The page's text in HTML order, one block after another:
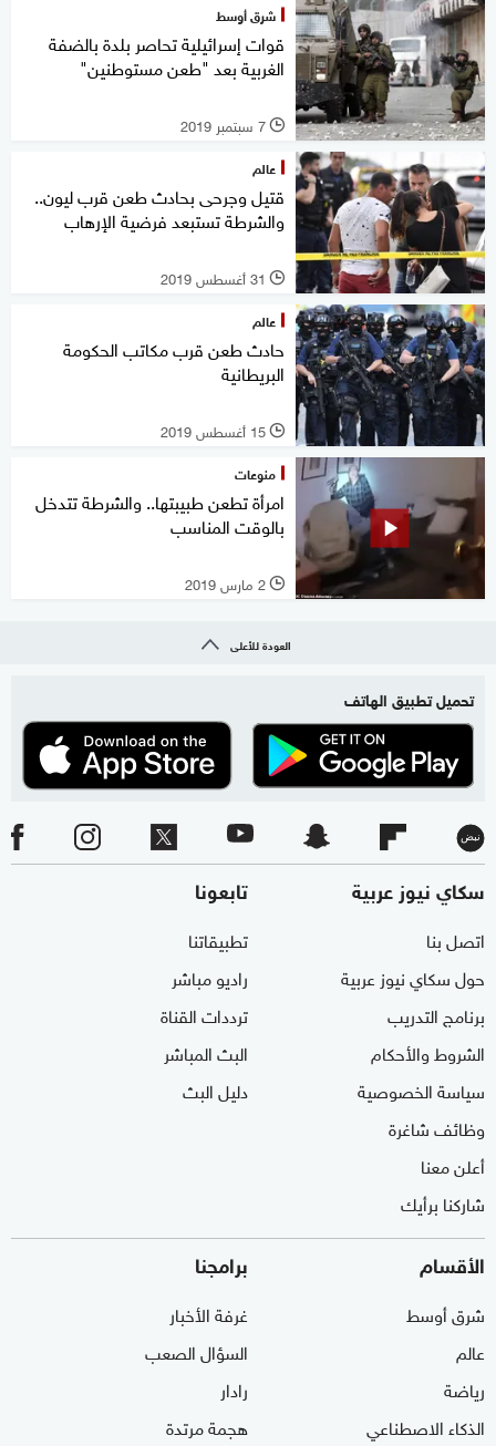
شرق أوسط
قوات إسرائيلية تحاصر بلدة بالضفة
الغربية بعد "طعن مستوطنين"
l 7 سبتمبر 2019
عالم
قتيل وجرحى بحادث طعن قرب ليون..
والشرطة تستبعد فرضية الإرهاب
l 31 أغسطس 2019
عالم
حادث طعن قرب مكاتب الحكومة
البريطانية
l 15 أغسطس 2019
منوعات
امرأة تطعن طبيبتها.. والشرطة تتدخل
بالوقت المناسب
l 2 مارس 2019
العودة للأعلى
تحميل تطبيق الهاتف
سكاي نيوز عربية
اتصل بنا
حول سكاي نيوز عربية
برنامج التدريب
الشروط والأحكام
سياسة الخصوصية
وظائف شاغرة
أعلن معنا
شاركنا برأيك
تابعونا
تطبيقاتنا
راديو مباشر
ترددات القناة
البث المباشر
دليل البث
الأقسام
شرق أوسط
عالم
رياضة
الذكاء الاصطناعي
برامجنا
غرفة الأخبار
السؤال الصعب
رادار
هجمة مرتدة